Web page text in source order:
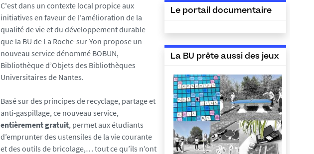
C'est dans un contexte local propice aux
initiatives en faveur de l'amélioration de la
qualité de vie et du développement durable
que la BU de La Roche-sur-Yon propose un
nouveau service dénommé BOBUN,
Bibliothèque d’Objets des Bibliothèques
Universitaires de Nantes.
Basé sur des principes de recyclage, partage et
anti-gaspillage, ce nouveau service,
entièrement gratuit, permet aux étudiants
d’emprunter des ustensiles de la vie courante
et des outils de bricolage,… tout ce qu’ils n’ont
Le portail documentaire
La BU prête aussi des jeux